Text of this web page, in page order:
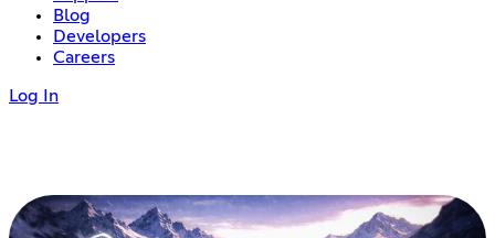
Blog
Developers
Careers
Log In